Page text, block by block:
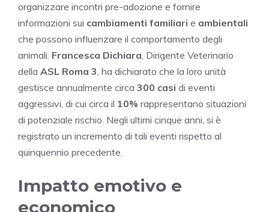
organizzare incontri pre-adozione e fornire
informazioni sui cambiamenti familiari e ambientali
che possono influenzare il comportamento degli
animali. Francesca Dichiara, Dirigente Veterinario
della ASL Roma 3, ha dichiarato che la loro unità
gestisce annualmente circa 300 casi di eventi
aggressivi, di cui circa il 10% rappresentano situazioni
di potenziale rischio. Negli ultimi cinque anni, si è
registrato un incremento di tali eventi rispetto al
quinquennio precedente.
Impatto emotivo e
economico